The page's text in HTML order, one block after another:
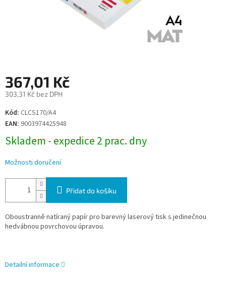
367,01 Kč
303,31 Kč bez DPH
Měrná
cena:
Kód: CLCS170/A4
EAN: 9003974425948
Skladem - expedice 2 prac. dny
Možnosti doručení
Přidat do košíku
Oboustranně natíraný papír pro barevný laserový tisk s jedinečnou
hedvábnou povrchovou úpravou.
Detailní informace